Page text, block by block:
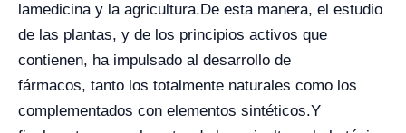
lamedicina y la agricultura. De esta manera, el estudio
de las plantas, y de los principios activos que
contienen, ha impulsado al desarrollo de
fármacos, tanto los totalmente naturales como los
complementados con elementos sintéticos.Y